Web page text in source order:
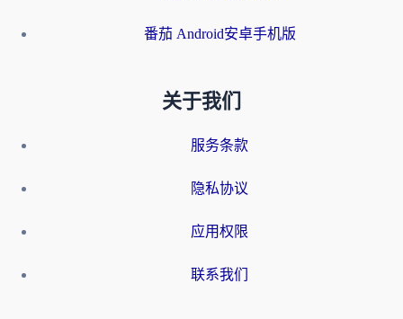
番茄 Android安卓手机版
关于我们
服务条款
隐私协议
应用权限
联系我们